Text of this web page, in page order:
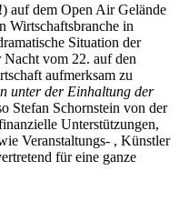
auf dem Open Air Gelände
Wirtschaftsbranche in
Situation der
Nacht vom 22. auf den
aufmerksam zu
unter der Einhaltung der
Stefan Schornstein von der
Unterstützungen,
Veranstaltungs‐ , Künstler
für eine ganze